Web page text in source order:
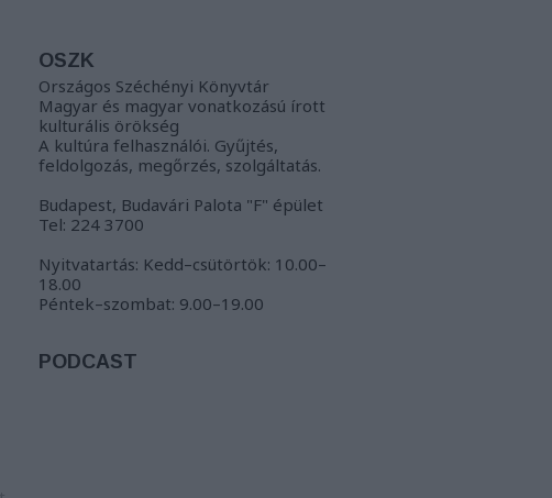
OSZK
Országos Széchényi Könyvtár
Magyar és magyar vonatkozású írott
kulturális örökség
A kultúra felhasználói. Gyűjtés,
feldolgozás, megőrzés, szolgáltatás.
Budapest, Budavári Palota "F" épület
Tel: 224 3700
Nyitvatartás: Kedd–csütörtök: 10.00–
18.00
Péntek–szombat: 9.00–19.00
PODCAST